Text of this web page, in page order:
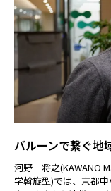
バルーンで繋ぐ地
河野 将之(KAWANO
学斡旋型)では、京都